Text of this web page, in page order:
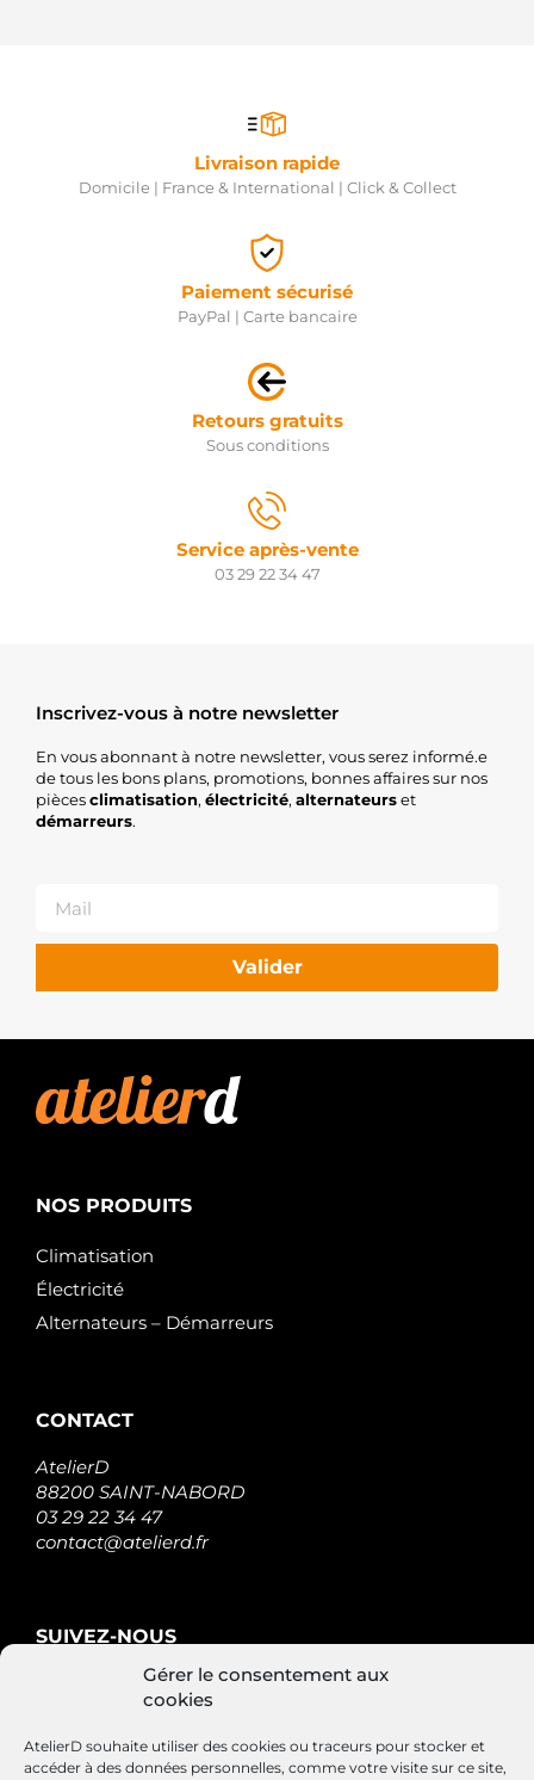
Gérer le consentement aux
cookies
AtelierD souhaite utiliser des cookies ou traceurs pour stocker et
accéder à des données personnelles, comme votre visite sur ce site,
Livraison rapide
Domicile | France & International | Click & Collect
Paiement sécurisé
PayPal | Carte bancaire
Retours gratuits
Sous conditions
Service après-vente
03 29 22 34 47
Inscrivez-vous à notre newsletter
En vous abonnant à notre newsletter, vous serez informé.e
de tous les bons plans, promotions, bonnes affaires sur nos
piècesclimatisation, électricité, alternateurset
démarreurs.
Valider
NOS PRODUITS
Climatisation
Électricité
Alternateurs – Démarreurs
CONTACT
AtelierD
88200 SAINT-NABORD
03 29 22 34 47
contact@atelierd.fr
SUIVEZ-NOUS